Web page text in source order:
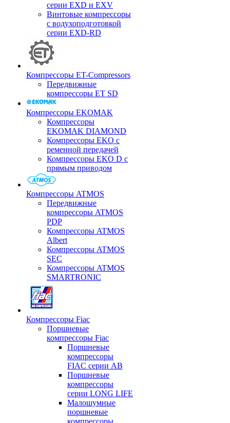
серии EXD и EXV
Винтовые компрессоры
с водухоподготовкой
серии EXD-RD
Компрессоры ET-Compressors
Передвижные
компрессоры ET SD
Компрессоры EKOMAK
Компрессоры
EKOMAK DIAMOND
Компрессоры EKO c
ременной передачей
Компрессоры EKO D с
прямым приводом
Компрессоры ATMOS
Передвижные
компрессоры ATMOS
PDP
Компрессоры ATMOS
Albert
Компрессоры ATMOS
SEC
Компрессоры ATMOS
SMARTRONIC
Компрессоры Fiac
Поршневые
компрессоры Fiac
Поршневые
компрессоры
FIAC серии AB
Поршневые
компрессоры
серии LONG LIFE
Малошумные
поршневые
компрессоры